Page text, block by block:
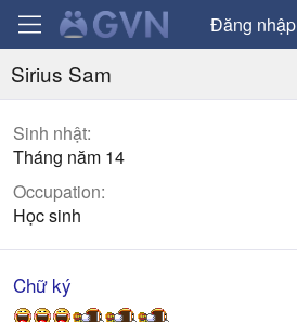
Đăng nhập
Sirius Sam
Sinh nhật
Tháng năm 14
Occupation
Học sinh
Chữ ký